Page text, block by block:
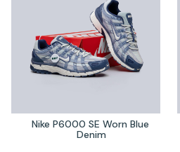
Nike P6000 SE Worn Blue
Denim